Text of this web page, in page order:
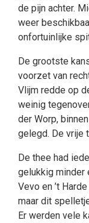
de pijn achter.
weer
onfortuinlijke
De grootste
voorzet van
Vlijm redde op
weinig
der Worp,
gelegd. De vrije
De thee had
gelukkig minder
Vevo en ’t
maar dit
Er werden vele